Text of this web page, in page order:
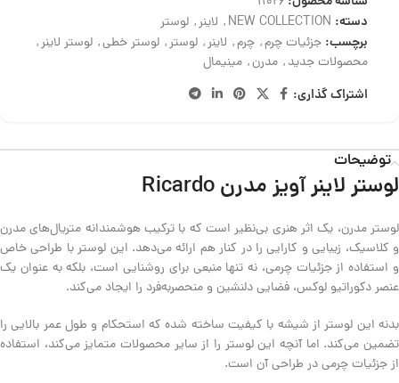
دسته: NEW COLLECTION
, لاینر, لوستر
برچسب: جزئیات چرم, چرم, لاینر, لوستر, لوستر خطی, لوستر لاینر,
محصولات جدید, مدرن, مینیمال
اشتراک گذاری:
توضیحات
لوستر لاینر آویز مدرن Ricardo
لوستر مدرن، یک اثر هنری بی‌نظیر است که با ترکیب هوشمندانه متریال‌های مدرن
و کلاسیک، زیبایی و کارایی را در کنار هم ارائه می‌دهد. این لوستر با طراحی خاص
و استفاده از جزئیات چرمی، نه تنها منبعی برای روشنایی است، بلکه به عنوان یک
عنصر دکوراتیو لوکس، فضایی دلنشین و منحصربه‌فرد را ایجاد می‌کند.
بدنه این لوستر از شیشه با کیفیت ساخته شده که استحکام و طول عمر بالایی را
تضمین می‌کند. اما آنچه این لوستر را از سایر محصولات متمایز می‌کند، استفاده
از جزئیات چرمی در طراحی آن است.